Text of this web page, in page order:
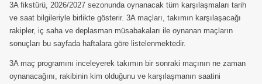
3A fikstürü, 2026/2027 sezonunda oynanacak tüm karşılaşmaları tarih
ve saat bilgileriyle birlikte gösterir. 3A maçları, takımın karşılaşacağı
rakipler, iç saha ve deplasman müsabakaları ile oynanan maçların
sonuçları bu sayfada haftalara göre listelenmektedir.
3A maç programını inceleyerek takımın bir sonraki maçının ne zaman
oynanacağını, rakibinin kim olduğunu ve karşılaşmanın saatini